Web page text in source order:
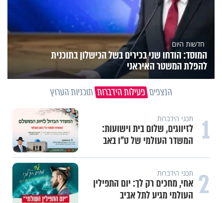
חדשות היום
המוסד: הודחו שני בכירים בשל הכישלון בתוכנית
להפלת המשטר האיראני
הנצפים פעילות הידברות תוכניות הערוץ
1 תכני הידברות
לזיווגים, שלום בית וישועות:
המשדר העולמי של ט"ו באב
2 תכני הידברות
אחי, מחכים רק לך: יום התפילין
העולמי מגיע לתל אביב